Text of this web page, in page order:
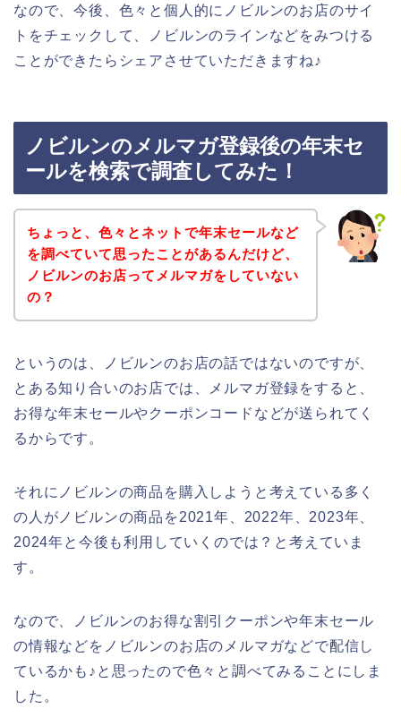
なので、今後、色々と個人的にノビルンのお店のサイ
トをチェックして、ノビルンのラインなどをみつける
ことができたらシェアさせていただきますね♪
ノビルンのメルマガ登録後の年末セ
ールを検索で調査してみた！
ちょっと、色々とネットで年末セールなど
を調べていて思ったことがあるんだけど、
ノビルンのお店ってメルマガをしていない
の？
というのは、ノビルンのお店の話ではないのですが、
とある知り合いのお店では、メルマガ登録をすると、
お得な年末セールやクーポンコードなどが送られてく
るからです。
それにノビルンの商品を購入しようと考えている多く
の人がノビルンの商品を2021年、2022年、2023年、
2024年と今後も利用していくのでは？と考えていま
す。
なので、ノビルンのお得な割引クーポンや年末セール
の情報などをノビルンのお店のメルマガなどで配信し
ているかも♪と思ったので色々と調べてみることにしま
した。